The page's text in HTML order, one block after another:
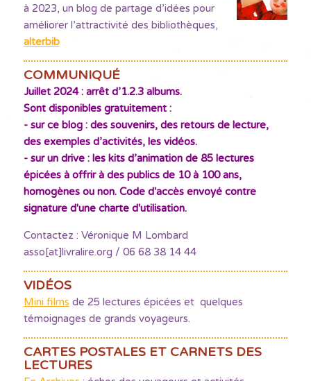
à 2023, un blog de partage d’idées pour
améliorer l’attractivité des bibliothèques,
alterbib
COMMUNIQUÉ
Juillet 2024 : arrêt d’1.2.3 albums.
Sont disponibles gratuitement :
- sur ce blog : des souvenirs, des retours de lecture,
des exemples d’activités, les vidéos.
- sur un drive : les kits d’animation de 85 lectures
épicées à offrir à des publics de 10 à 100 ans,
homogènes ou non. Code d'accès envoyé contre
signature d'une charte d'utilisation.
Contactez : Véronique M Lombard
asso[at]livralire.org / 06 68 38 14 44
VIDÉOS
Mini films de 25 lectures épicées et quelques
témoignages de grands voyageurs.
CARTES POSTALES ET CARNETS DES
LECTURES